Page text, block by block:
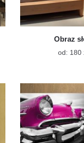
Obraz
od: 180